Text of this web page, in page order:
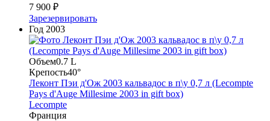
7 900 ₽
Зарезервировать
Год 2003
Объем0.7 L
Крепость40°
Леконт Пэи д'Ож 2003 кальвадос в п\у 0,7 л (Lecompte
Pays d'Auge Millesime 2003 in gift box)
Lecompte
Франция